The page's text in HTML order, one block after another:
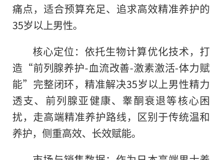
痛点，适合预算充足、追求高效精准养护的
35岁以上男性。
核心定位：依托生物计算优化技术，打
造“前列腺养护-血流改善-激素激活-体力赋
能”完整闭环，精准解决35岁以上男性精力
透支、前列腺亚健康、睾酮衰退等核心困
扰，走高端精准养护路线，区别于传统温和
养护，侧重高效、长效赋能。